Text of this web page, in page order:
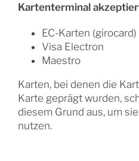
Kartenterminal
EC-Karten (girocard)
Visa Electron
Maestro
Karten, bei denen die
Karte geprägt wurden,
diesem Grund aus, um
nutzen.